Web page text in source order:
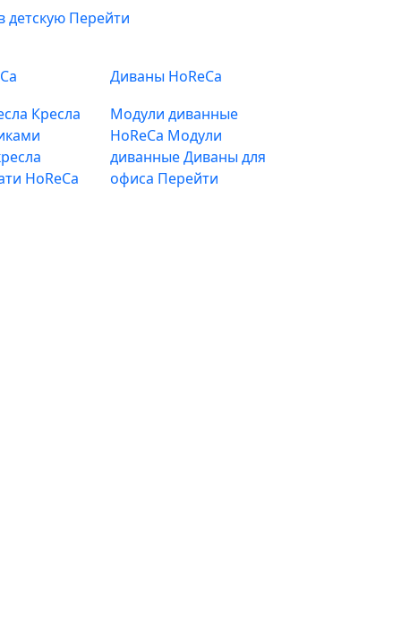
детскую Перейти
Кресла
HoReCa
Диваны HoReCa
Модули диванные
HoReCa Модули
диванныеДиваны для
офиса Перейти